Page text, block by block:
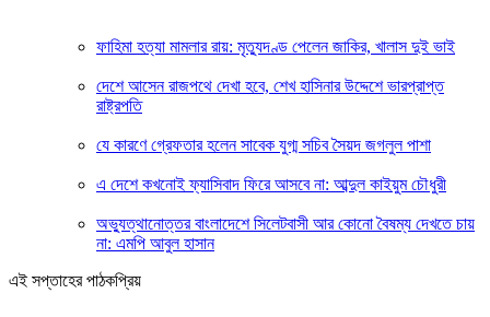
ফাহিমা হত্যা মামলার রায়: মৃত্যুদণ্ড পেলেন জাকির, খালাস দুই ভাই
দেশে আসেন রাজপথে দেখা হবে, শেখ হাসিনার উদ্দেশে ভারপ্রাপ্ত
রাষ্ট্রপতি
যে কারণে গ্রেফতার হলেন সাবেক যুগ্ম সচিব সৈয়দ জগলুল পাশা
এ দেশে কখনোই ফ্যাসিবাদ ফিরে আসবে না: আব্দুল কাইয়ুম চৌধুরী
অভ্যুত্থানোত্তর বাংলাদেশে সিলেটবাসী আর কোনো বৈষম্য দেখতে চায়
না: এমপি আবুল হাসান
এই সপ্তাহের পাঠকপ্রিয়